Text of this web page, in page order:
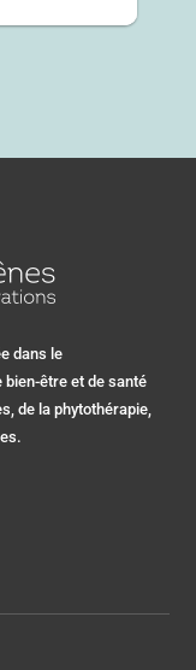
dans le
bien-être et de santé
de la phytothérapie,